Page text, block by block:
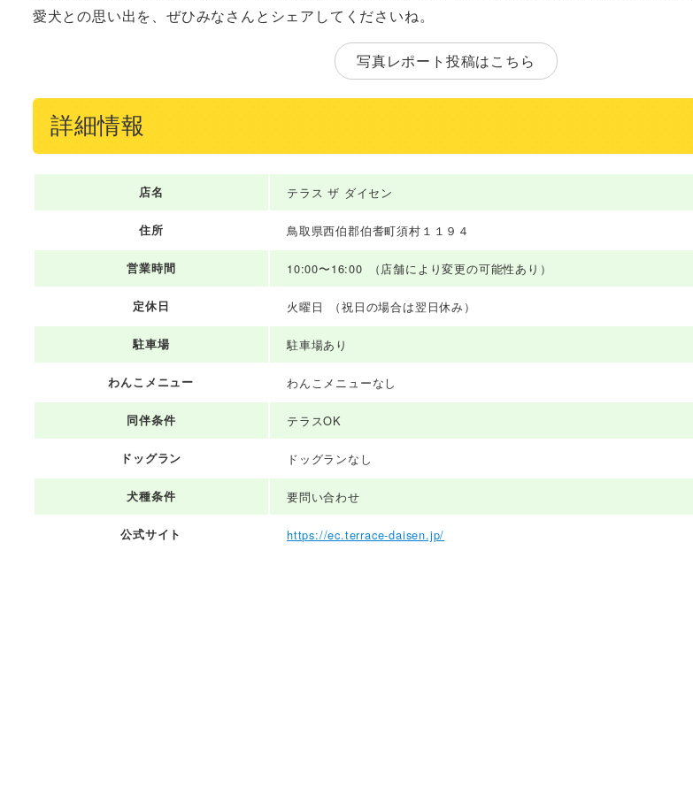
愛犬との思い出を、ぜひみなさんとシェアしてくださいね。
写真レポート投稿はこちら
詳細情報
店名 テラス ザ ダイセン
住所 鳥取県西伯郡伯耆町須村１１９４
営業時間 10:00〜16:00 （店舗により変更の可能性あり）
定休日 火曜日 （祝日の場合は翌日休み）
駐車場 駐車場あり
わんこメニュー わんこメニューなし
同伴条件 テラスOK
ドッグラン ドッグランなし
犬種条件 要問い合わせ
公式サイト https://ec.terrace-daisen.jp/